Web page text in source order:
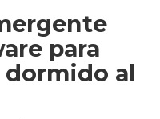
para
al